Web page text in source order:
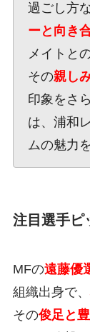
過ごし方
ーと向き
メイトと
その親し
印象をさ
は、浦和
ムの魅力
注目選手ピ
MFの遠藤優
組織出身で、
その俊足と